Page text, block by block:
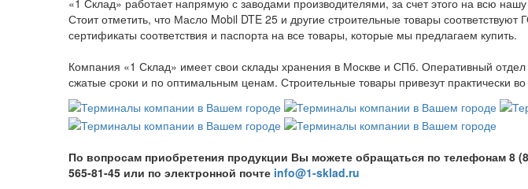
«1 Склад» работает напрямую с заводами производителями, за счет этого на всю
Стоит отметить, что Масло Mobil DTE 25 и другие строительные товары
сертификаты соответствия и паспорта на все товары, которые мы предлагаем купить.
Компания «1 Склад» имеет свои склады хранения в Москве и СПб. Оперативный отдел
сжатые сроки и по оптимальным ценам. Строительные товары привезут практически
По вопросам приобретения продукции Вы можете обращаться по телефонам 8
565-81-45 или по электронной почте info@1-sklad.ru